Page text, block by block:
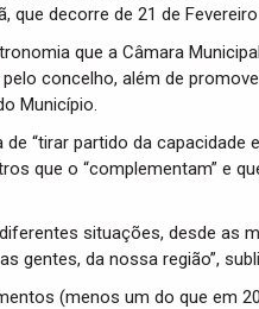
decorre de 21 de
que a Câmara
concelho, além de
Município.
“tirar partido da
que o “complementam” e
situações, desde as
gentes, da nossa região”,
(menos um do que em